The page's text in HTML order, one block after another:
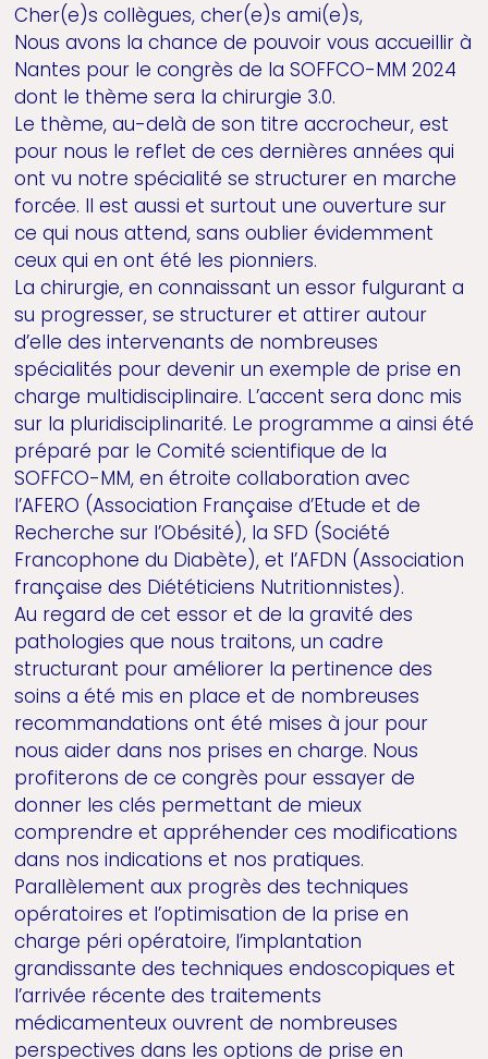
Cher(e)s collègues, cher(e)s ami(e)s,
Nous avons la chance de pouvoir vous accueillir à
Nantes pour le congrès de la SOFFCO-MM 2024
dont le thème sera la chirurgie 3.0.
Le thème, au-delà de son titre accrocheur, est
pour nous le reflet de ces dernières années qui
ont vu notre spécialité se structurer en marche
forcée. Il est aussi et surtout une ouverture sur
ce qui nous attend, sans oublier évidemment
ceux qui en ont été les pionniers.
La chirurgie, en connaissant un essor fulgurant a
su progresser, se structurer et attirer autour
d’elle des intervenants de nombreuses
spécialités pour devenir un exemple de prise en
charge multidisciplinaire. L’accent sera donc mis
sur la pluridisciplinarité. Le programme a ainsi été
préparé par le Comité scientifique de la
SOFFCO-MM, en étroite collaboration avec
l’AFERO (Association Française d’Etude et de
Recherche sur l’Obésité), la SFD (Société
Francophone du Diabète), et l’AFDN (Association
française des Diététiciens Nutritionnistes).
Au regard de cet essor et de la gravité des
pathologies que nous traitons, un cadre
structurant pour améliorer la pertinence des
soins a été mis en place et de nombreuses
recommandations ont été mises à jour pour
nous aider dans nos prises en charge. Nous
profiterons de ce congrès pour essayer de
donner les clés permettant de mieux
comprendre et appréhender ces modifications
dans nos indications et nos pratiques.
Parallèlement aux progrès des techniques
opératoires et l’optimisation de la prise en
charge péri opératoire, l’implantation
grandissante des techniques endoscopiques et
l’arrivée récente des traitements
médicamenteux ouvrent de nombreuses
perspectives dans les options de prise en